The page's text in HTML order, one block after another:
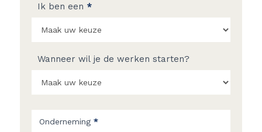
Ik ben een *
Wanneer wil je de werken starten?
Onderneming *